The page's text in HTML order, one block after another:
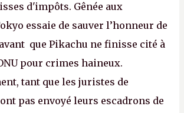
d'impôts. Gênée aux
essaie de sauver l’honneur de
que Pikachu ne finisse cité à
pour crimes haineux.
tant que les juristes de
pas envoyé leurs escadrons de